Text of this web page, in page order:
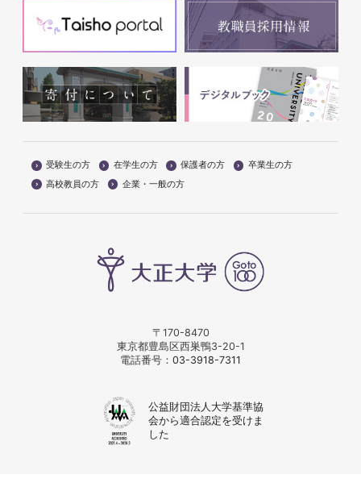
受験生の方 在学生の方 保護者の方
卒業生の方
高校教員の方
企業・一般の方
〒170-8470
東京都豊島区西巣鴨3-20-1
電話番号： 03-3918-7311
公益財団法人大学基準協
会から適合認定を受けま
した